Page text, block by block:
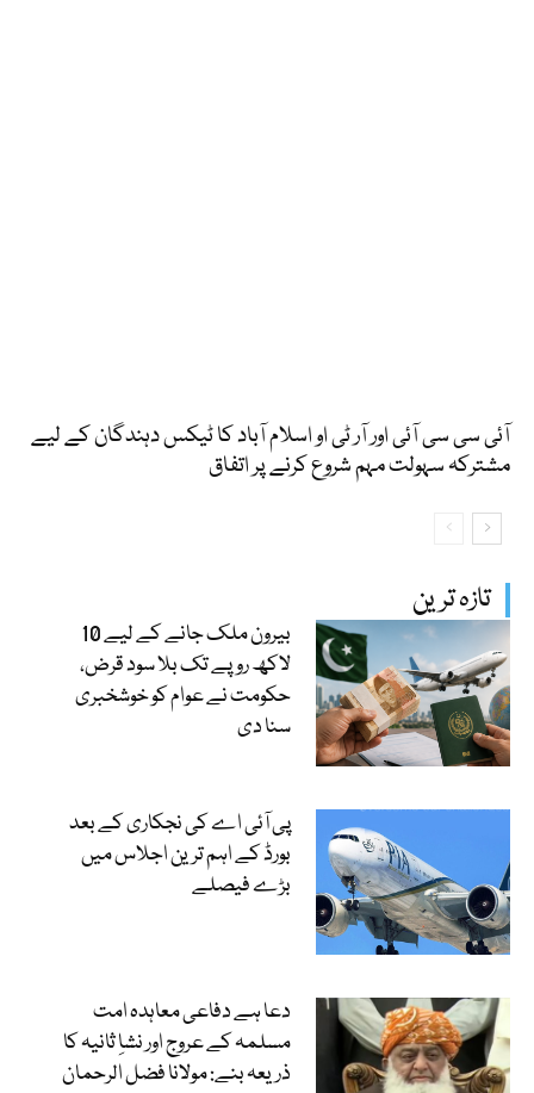
تازہ ترین
بیرون ملک جانے کے لیے 10
لاکھ روپے تک بلا سود قرض،
حکومت نے عوام کو خوشخبری
سنا دی
پی آئی اے کی نجکاری کے بعد
بورڈ کے اہم ترین اجلاس میں
بڑے فیصلے
دعا ہے دفاعی معاہدہ امت
مسلمہ کے عروج اور نشاِ ثانیہ کا
ذریعہ بنے: مولانا فضل الرحمان
آئی سی سی آئی اور آر ٹی او اسلام آباد کا ٹیکس دہندگان کے لیے
مشترکہ سہولت مہم شروع کرنے پر اتفاق